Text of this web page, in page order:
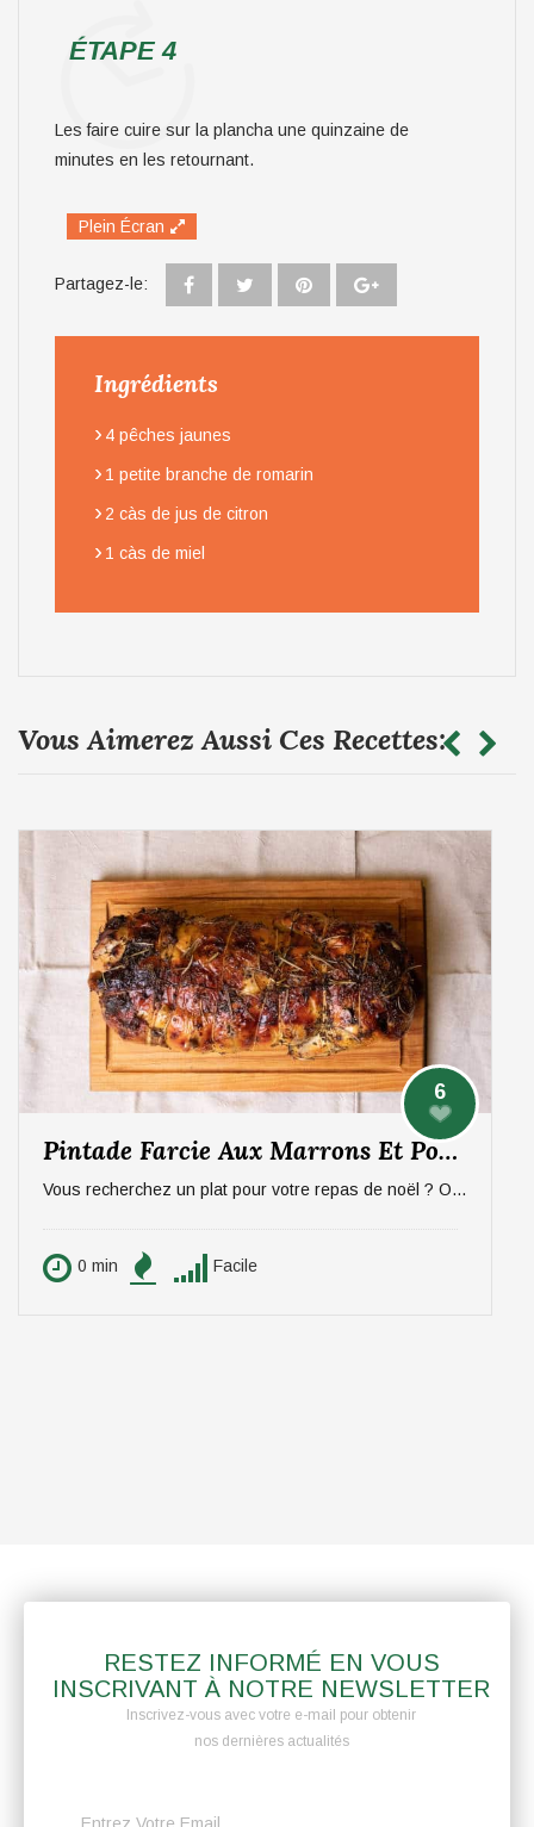
ÉTAPE 4
Les faire cuire sur la plancha une quinzaine de
minutes en les retournant.
Plein Écran
Partagez-le:
Ingrédients
› 4 pêches jaunes
› 1 petite branche de romarin
› 2 càs de jus de citron
› 1 càs de miel
Vous Aimerez Aussi Ces Recettes:
6
Pintade Farcie Aux Marrons Et Pommes, Sauce Aux Morilles
Vous recherchez un plat pour votre repas de noël ? On vous propose un plat qui épatera vos invités, digne d'un repas de fête ! La pintade farcie aux marrons et pommes, sauce aux morilles. Pour 6 personnes.
0 min Facile
RESTEZ INFORMÉ EN VOUS
INSCRIVANT À NOTRE NEWSLETTER
Inscrivez-vous avec votre e-mail pour obtenir
nos dernières actualités